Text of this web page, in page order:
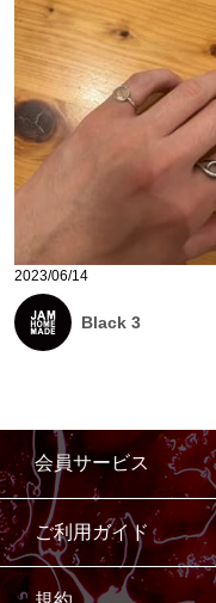
2023/06/14
Black 3
会員サービス
ご利用ガイド